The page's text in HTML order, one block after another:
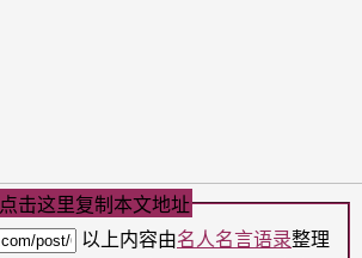
点击这里复制本文地址
以上内容由名人名言语录整理